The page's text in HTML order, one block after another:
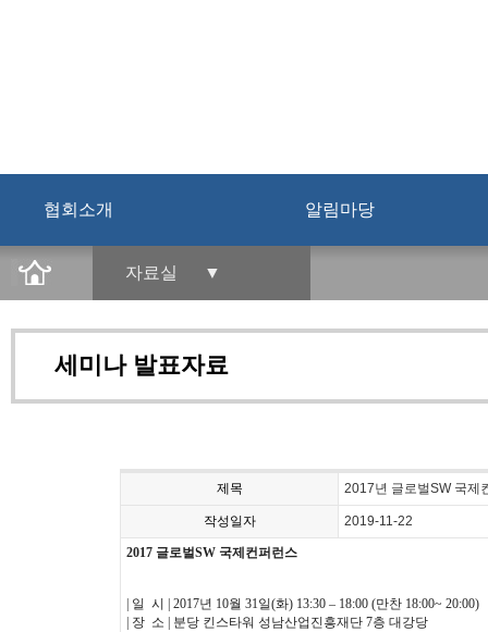
협회소개 알림마당
자료실 ▼
세미나 발표자료
제목 2017년 글로벌SW 국제
작성일자 2019-11-22
2017 글로벌SW 국제컨퍼런스
| 일 시 | 2017년 10월 31일(화) 13:30 – 18:00 (만찬 18:00~ 20:00)
| 장 소 | 분당 킨스타워 성남산업진흥재단 7층 대강당